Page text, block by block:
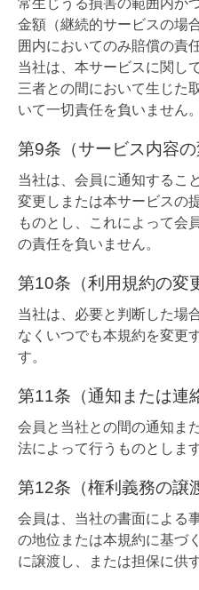
常生じうる損害の範囲内か
金額（継続的サービスの場
囲内においてのみ賠償の責
当社は、本サービスに関し
三者との間において生じた
いて一切責任を負いません。
第9条（サービス内容の
当社は、会員に通知するこ
変更しまたは本サービスの
ものとし、これによって会
の責任を負いません。
第10条（利用規約の変
当社は、必要と判断した場
なくいつでも本規約を変更
す。
第11条（通知または連
会員と当社との間の通知ま
法によって行うものとします
第12条（権利義務の譲
会員は、当社の書面による
の地位または本規約に基づ
に譲渡し、または担保に供